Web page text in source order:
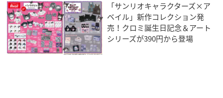
「サンリオキャラクターズ×ア
ベイル」新作コレクション発
売！クロミ誕生日記念＆アート
シリーズが390円から登場